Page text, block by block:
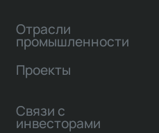
Отрасли
промышленности
Проекты
Связи с
инвесторами